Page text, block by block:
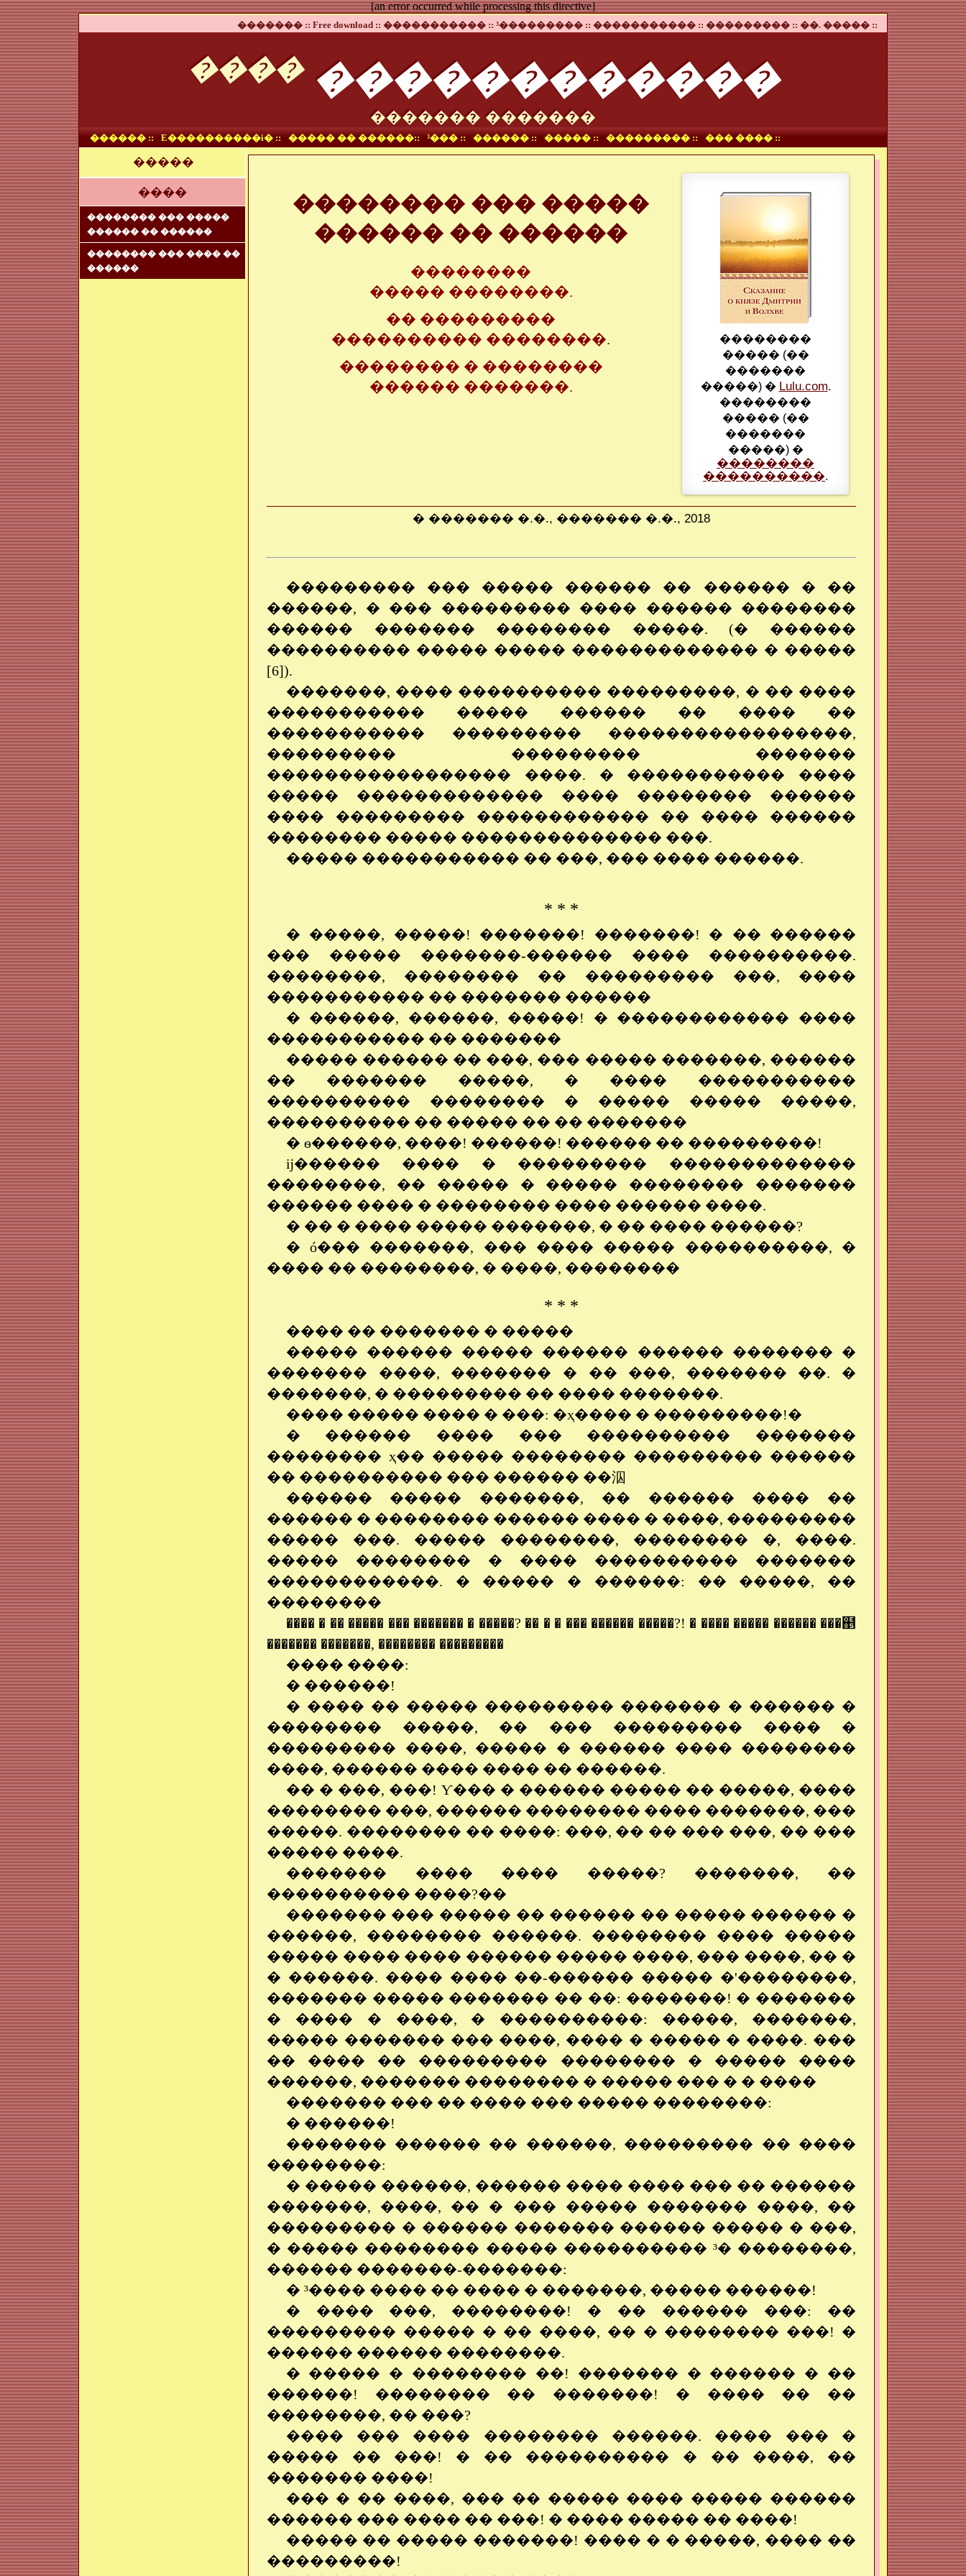
[an error occurred while processing this directive]
������� :: Free download :: ����������� :: ³��������� :: ����������� :: ��������� :: ��. ����� ::
����������������
������� �������
������ :: E����������i� :: ����� �� ������:: ³��� :: ������ :: ����� :: ��������� :: ��� ���� ::
�����
����
�������� ��� �����
������ �� ������
�������� ��� ���� ��
������
��������
����� (��
�������
�����) � Lulu.com.
��������
����� (��
�������
�����) �
��������
����������.
�������� ��� �����
������ �� ������
��������
����� ��������.
�� ���������
���������� ��������.
�������� � ��������
������ �������.
� ������� �.�., ������� �.�., 2018
��������� ��� ����� ������ �� ������ � ��
������, � ��� ��������� ���� ������ ��������
������ ������� �������� �����. (� ������
���������� ����� ����� ������������� � �����
[6]).
�������, ���� ���������� ���������, � �� ����
����������� ����� ������ �� ���� ��
����������� ��������� �����������������,
��������� ��������� �������
����������������� ����. � ����������� ����
����� ������������� ���� �������� ������
���� ��������� ������������ �� ���� ������
�������� ����� �������������� ���.
����� ����������� �� ���, ��� ���� ������.
* * *
� �����, �����! �������! �������! � �� ������
��� ����� �������-������ ���� ����������.
��������, �������� �� ��������� ���, ����
����������� �� ������� ������
� ������, ������, �����! � ������������ ����
����������� �� �������
����� ������ �� ���, ��� ����� �������, ������
�� ������� �����, � ���� �����������
���������� �������� � ����� ����� �����,
���������� �� ����� �� �� �������
� ѳ������, ����! ������! ������ �� ���������!
ĳ������ ���� � ��������� �������������
��������, �� ����� � ����� �������� �������
������ ���� � �������� ���� ������ ����.
� �� � ���� ����� �������, � �� ���� ������?
� ó��� �������, ��� ���� ����� ����������, �
���� �� ��������, � ����, ��������
* * *
���� �� ������� � �����
����� ������ ����� ������ ������ ������� �
������� ����, ������� � �� ���, ������� ��. �
�������, � ��������� �� ���� �������.
���� ����� ���� � ���: �ҳ���� � ���������!�
� ������ ���� ��� ���������� �������
�������� ҳ�� ����� �������� ��������� ������
�� ���������� ��� ������ ��泅
������ ����� �������, �� ������ ���� ��
������ � �������� ������ ���� � ����, ���������
����� ���. ����� ��������, �������� �, ����.
����� �������� � ���� ���������� �������
������������. � ����� � ������: �� �����, ��
��������
���� � �� ����� ��� ������� � �����? �� � � ��� ������ �����?! � ���� ����� ������ ���຅
������� �������, �������� ���������
���� ����:
� ������!
� ���� �� ����� ��������� ������� � ������ �
�������� �����, �� ��� ��������� ���� �
��������� ����, ����� � ������ ���� ��������
����, ������ ���� ���� �� ������.
�� � ���, ���! Ƴ��� � ������ ����� �� �����, ����
�������� ���, ������ �������� ���� �������, ���
�����. �������� �� ����: ���, �� �� ��� ���, �� ���
����� ����.
������� ���� ���� �����? �������, ��
���������� ����?��
������� ��� ����� �� ������ �� ����� ������ �
������, �������� ������. �������� ���� �����
����� ���� ���� ������ ����� ����, ��� ����, �� �
� ������. ���� ���� ��-������ ����� �'��������,
������� ����� ������� �� ��: �������! � �������
� ���� � ����, � ����������: �����, �������,
����� ������� ��� ����, ���� � ����� � ����. ���
�� ���� �� ��������� �������� � ����� ����
������, ������� �������� � ����� ��� � � ����
������� ��� �� ���� ��� ����� ��������:
� ������!
������� ������ �� ������, ��������� �� ����
��������:
� ����� ������, ������ ���� ���� ��� �� ������
�������, ����, �� � ��� ����� ������� ����, ��
��������� � ������ ������� ������ ����� � ���,
� ����� �������� ����� ���������� ³� ��������,
������ �������-�������:
� ³���� ���� �� ���� � �������, ����� ������!
� ���� ���, ��������! � �� ������ ���: ��
��������� ����� � �� ����, �� � �������� ���! �
������ ������ ��������.
� ����� � �������� ��! ������� � ������ � ��
������! �������� �� �������! � ���� �� ��
��������, �� ���?
���� ��� ���� �������� ������. ���� ��� �
����� �� ���! � �� ���������� � �� ����, ��
������� ����!
��� � �� ����, ��� �� ����� ���� ����� ������
������ ��� ���� �� ���! � ���� ����� �� ����!
����� �� ����� �������! ���� � � �����, ���� ��
���������!